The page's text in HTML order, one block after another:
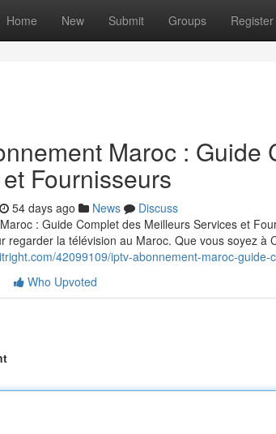
Home New Submit Groups Register
Maroc : Guide
Fournisseurs
54 days ago News
Discuss
: Guide Complet des Meilleurs Services et
regarder la télévision au Maroc. Que vous soyez à
42099109/iptv-abonnement-maroc-
Who Upvoted